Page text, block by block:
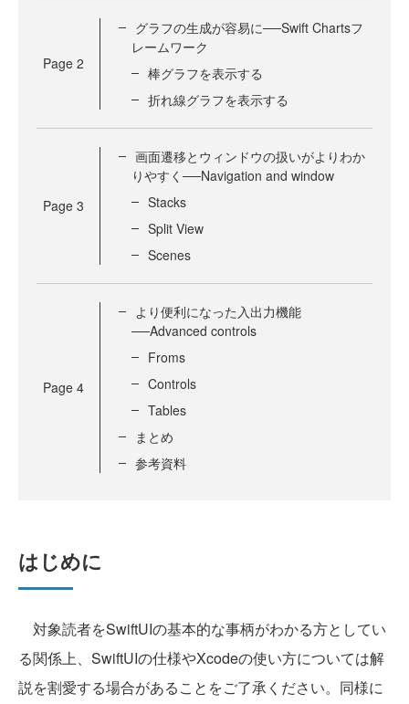
Page 2
グラフの生成が容易に──Swift Chartsフ
レームワーク
棒グラフを表示する
折れ線グラフを表示する
Page 3
画面遷移とウィンドウの扱いがよりわか
りやすく──Navigation and window
Stacks
Split View
Scenes
Page 4
より便利になった入出力機能
──Advanced controls
Froms
Controls
Tables
まとめ
参考資料
はじめに
対象読者をSwiftUIの基本的な事柄がわかる方としてい
る関係上、SwiftUIの仕様やXcodeの使い方については解
説を割愛する場合があることをご了承ください。同様に